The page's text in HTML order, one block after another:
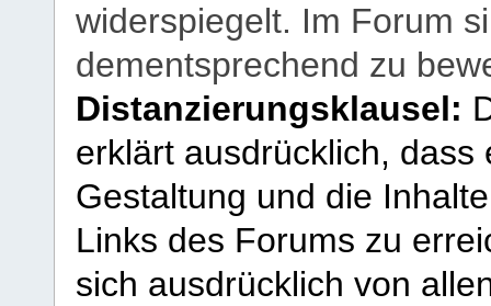
widerspiegelt. Im Forum
dementsprechend zu
Distanzierungsklausel:
erklärt ausdrücklich,
Gestaltung und die
Links des Forums zu
sich ausdrücklich von